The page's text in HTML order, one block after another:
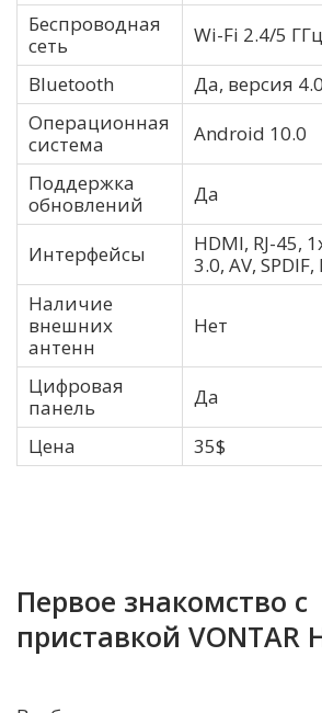
Беспроводная
сеть
Wi-Fi 2.4/5 ГГц
Bluetooth
Да, версия 4.0
Операционная
система
Android 10.0
Поддержка
обновлений
Да
Интерфейсы
HDMI, RJ-45,
3.0, AV, SPDIF,
Наличие
внешних
антенн
Нет
Цифровая
панель
Да
Цена
35$
Первое знакомство с
приставкой VONTAR